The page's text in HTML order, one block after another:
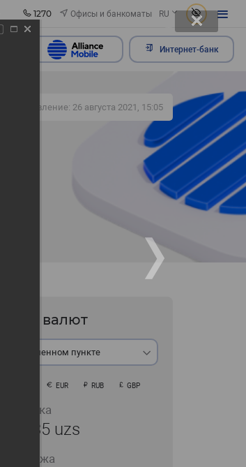
1270 Офисы и банкоматы RU
Интернет-банк
Обновление: 26 августа 2021, 15:05
Курс валют
В обменном пункте
EUR RUB GBP
Покупка
11935 uzs
Продажа